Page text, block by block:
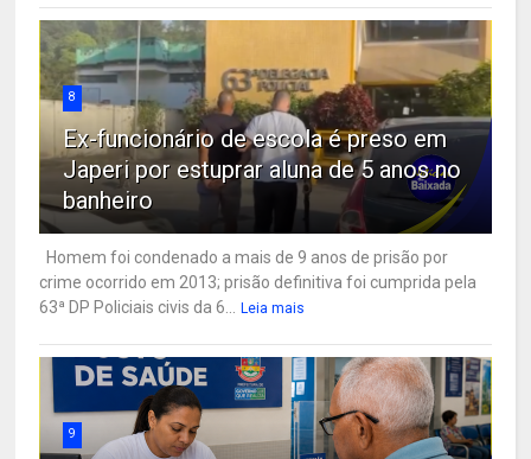
8
Ex-funcionário de escola é preso em
Japeri por estuprar aluna de 5 anos no
banheiro
Homem foi condenado a mais de 9 anos de prisão por
crime ocorrido em 2013; prisão definitiva foi cumprida pela
63ª DP Policiais civis da 6...
Leia mais
9